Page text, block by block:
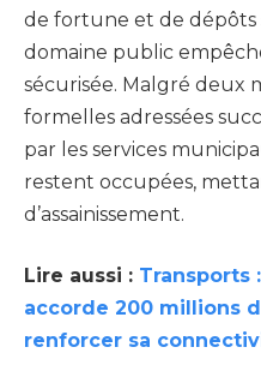
de fortune et de dépôts
domaine public
sécurisée. Malgré deux
formelles adressées
par les services
restent occupées,
d’assainissement.
Lire aussi : Transports
accorde 200 millions
renforcer sa